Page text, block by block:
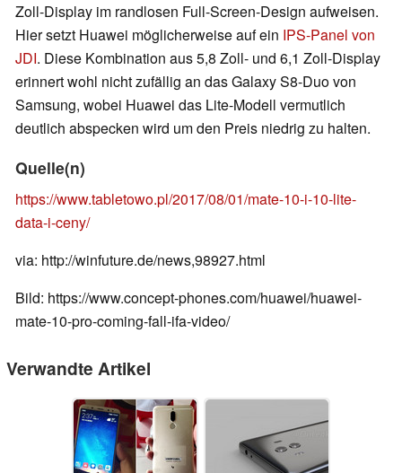
Zoll-Display im randlosen Full-Screen-Design aufweisen.
Hier setzt Huawei möglicherweise auf ein IPS-Panel von
JDI. Diese Kombination aus 5,8 Zoll- und 6,1 Zoll-Display
erinnert wohl nicht zufällig an das Galaxy S8-Duo von
Samsung, wobei Huawei das Lite-Modell vermutlich
deutlich abspecken wird um den Preis niedrig zu halten.
Quelle(n)
https://www.tabletowo.pl/2017/08/01/mate-10-i-10-lite-
data-i-ceny/
via: http://winfuture.de/news,98927.html
Bild: https://www.concept-phones.com/huawei/huawei-
mate-10-pro-coming-fall-ifa-video/
Verwandte Artikel